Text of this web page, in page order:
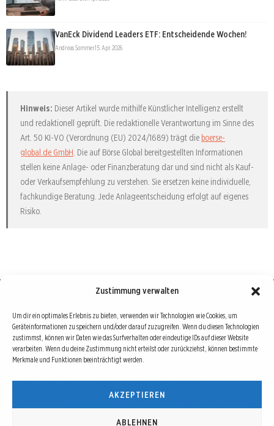
Zustimmung verwalten
Um dir ein optimales Erlebnis zu bieten, verwenden wir Technologien wie Cookies, um
Geräteinformationen zu speichern und/oder darauf zuzugreifen. Wenn du diesen Technologien
zustimmst, können wir Daten wie das Surfverhalten oder eindeutige IDs auf dieser Website
verarbeiten. Wenn du deine Zustimmung nicht erteilst oder zurückziehst, können bestimmte
Merkmale und Funktionen beeinträchtigt werden.
AKZEPTIEREN
ABLEHNEN
VanEck Dividend Leaders ETF: Entscheidende Wochen!
Andreas Sommer15. Apr. 2026
Hinweis: Dieser Artikel wurde mithilfe Künstlicher Intelligenz erstellt
und redaktionell geprüft. Die redaktionelle Verantwortung im Sinne des
Art. 50 KI-VO (Verordnung (EU) 2024/1689) trägt die boerse-
global.de GmbH. Die auf Börse Global bereitgestellten Informationen
stellen keine Anlage- oder Finanzberatung dar und sind nicht als Kauf-
oder Verkaufsempfehlung zu verstehen. Sie ersetzen keine individuelle,
fachkundige Beratung. Jede Anlageentscheidung erfolgt auf eigenes
Risiko.
Börse : lokal, international, global
Erfolgreiche Börsengeschäfte bedingen vor allem drei Dinge: Verlässliche Informationen,
richtige Interpretationen und unabhängige Informationsquellen. Diese drei Bausteine sind
auch die redaktionelle Leitlinie von Börse Global.
Hinter Börse Global steht ein Team von erfahrenen Finanzjournalisten, die zum Teil schon
seit Jahrzehnten Börse in all ihren Facetten leben und mit diesem Internetprojekt
interessierten Lesern und Investoren ein Angebot machen wollen, sich über spannende
Entwicklungen, Tendenzen, Chancen und Risiken von Börsen-Investments zu informieren.